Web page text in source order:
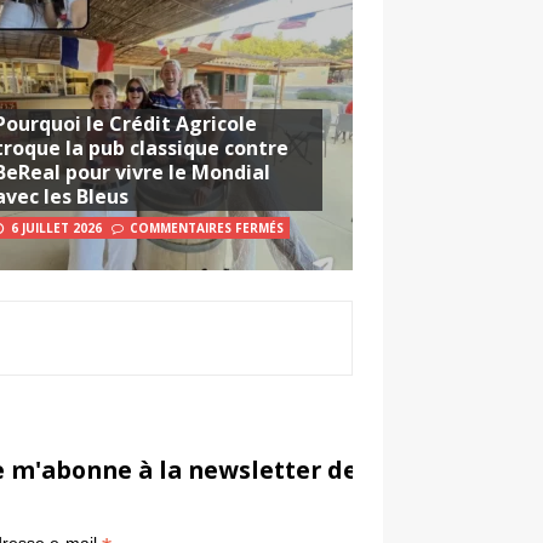
le Crédit Agricole
la pub classique contre
pour vivre le Mondial
les Bleus
6 JUILLET 2026 COMMENTAIRES FERMÉS
m'abonne à la newsletter de